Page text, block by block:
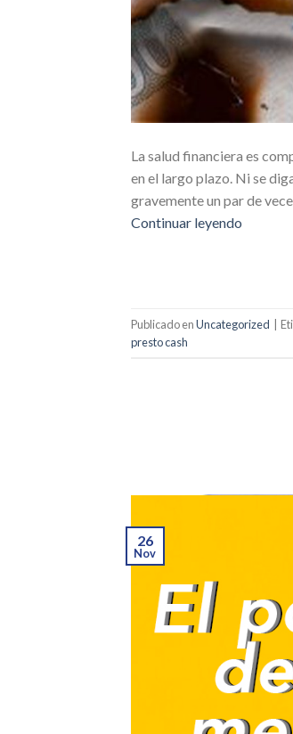
La salud financiera es
en el largo plazo. Ni se
gravemente un par de
Continuar leyendo
Publicado enUncategorized
presto cash
26
Nov